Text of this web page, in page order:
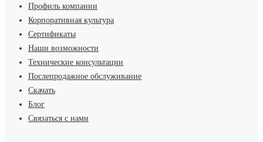
Профиль компании
Корпоративная культура
Сертификаты
Наши возможности
Технические консультации
Послепродажное обслуживание
Скачать
Блог
Связаться с нами